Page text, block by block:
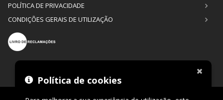
POLÍTICA DE PRIVACIDADE
CONDIÇÕES GERAIS DE UTILIZAÇÃO
Política de cookies